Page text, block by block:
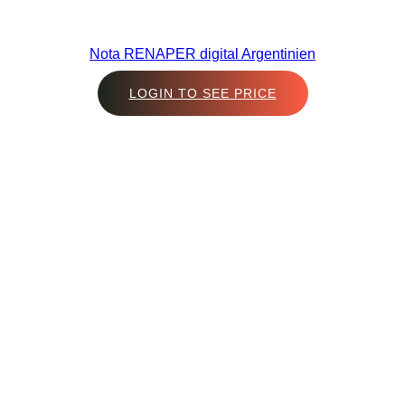
Nota RENAPER digital Argentinien
LOGIN TO SEE PRICE